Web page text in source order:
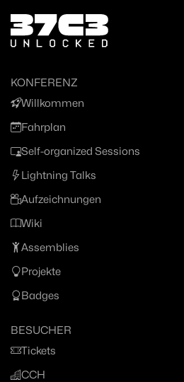
Zum Inhalt
Zum Footer
KONFERENZ
Willkommen
Fahrplan
Self-organized Sessions
Lightning Talks
Aufzeichnungen
Wiki
Assemblies
Projekte
Badges
BESUCHER
Tickets
CCH